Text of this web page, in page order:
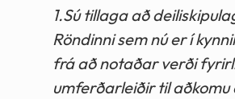
1.Sú tillaga að
Röndinni sem nú er í
frá að notaðar verði
umferðarleiðir til aðkomu